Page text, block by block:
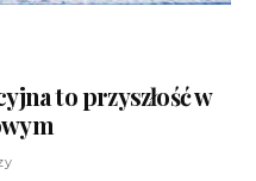
to przyszłość w